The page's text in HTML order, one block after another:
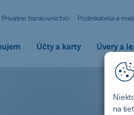
na
Účty a karty Úvery a
Privátne bankovníctvo Podnikatelia a
ČSOB - vyberte si
účtov od ČSOB
účet podľa svojich predstáv